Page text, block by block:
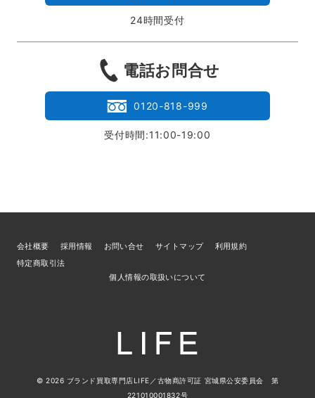
24時間受付
電話お問合せ
0120-818-999
受付時間:11:00-19:00
会社概要 採用情報 お問い合せ サイトマップ
利用規約
特定商取引法
個人情報の取扱いについて
© 2026 ブランド買取専門店LIFE ／古物商許可証 宮城県公安委員会 第
221010001832号